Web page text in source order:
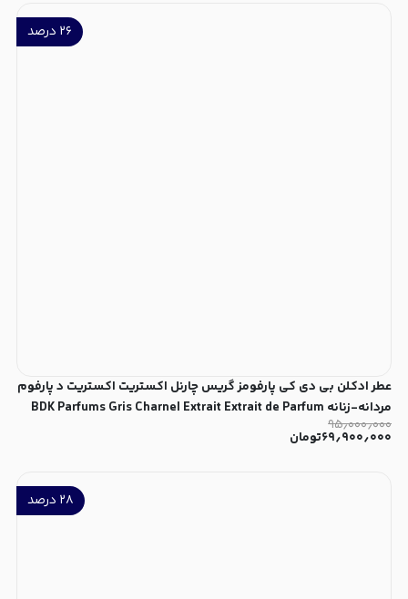
۲۶ درصد
عطر ادکلن بی دی کی پارفومز گریس چارنل اکستریت اکستریت د پارفوم
مردانه-زنانه BDK Parfums Gris Charnel Extrait Extrait de Parfum
Unisex
۹۵٫۰۰۰٫۰۰۰
۶۹٫۹۰۰٫۰۰۰تومان
۲۸ درصد